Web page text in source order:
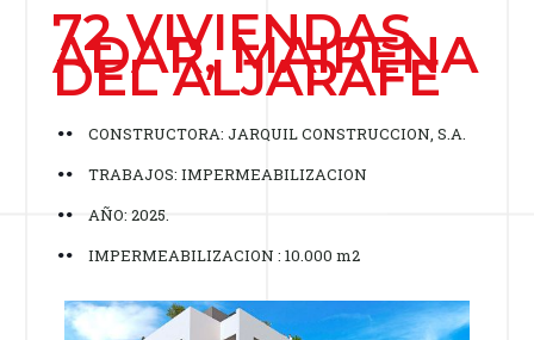
72 VIVIENDAS
ADAR, MAIRENA
DEL ALJARAFE
CONSTRUCTORA: JARQUIL CONSTRUCCION, S.A.
TRABAJOS: IMPERMEABILIZACION
AÑO: 2025.
IMPERMEABILIZACION : 10.000 m2